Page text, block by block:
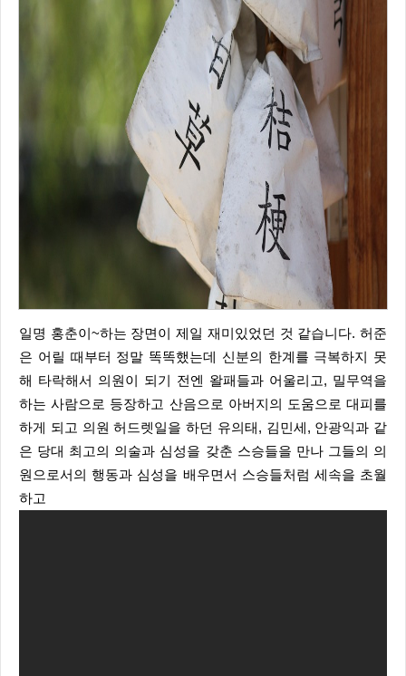
일명 홍춘이~하는 장면이 제일 재미있었던 것 같습니다. 허준
은 어릴 때부터 정말 똑똑했는데 신분의 한계를 극복하지 못
해 타락해서 의원이 되기 전엔 왈패들과 어울리고, 밀무역을
하는 사람으로 등장하고 산음으로 아버지의 도움으로 대피를
하게 되고 의원 허드렛일을 하던 유의태, 김민세, 안광익과 같
은 당대 최고의 의술과 심성을 갖춘 스승들을 만나 그들의 의
원으로서의 행동과 심성을 배우면서 스승들처럼 세속을 초월
하고